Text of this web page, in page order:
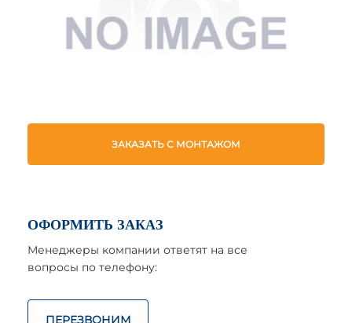
ЗАКАЗАТЬ С МОНТАЖОМ
ОФОРМИТЬ ЗАКАЗ
Менеджеры компании ответят на все
вопросы по телефону:
ПЕРЕЗВОНИМ